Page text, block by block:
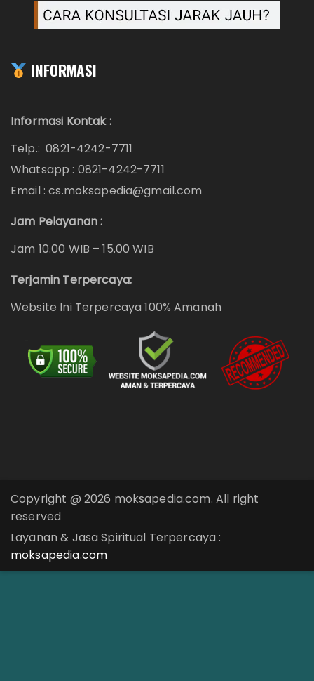
INFORMASI
Informasi Kontak :
Telp.: 0821-4242-7711
Whatsapp : 0821-4242-7711
Email : cs.moksapedia@gmail.com
Jam Pelayanan :
Jam 10.00 WIB – 15.00 WIB
Terjamin Terpercaya:
Website Ini Terpercaya 100% Amanah
Copyright @ 2026 moksapedia.com. All right
reserved
Layanan & Jasa Spiritual Terpercaya :
moksapedia.com